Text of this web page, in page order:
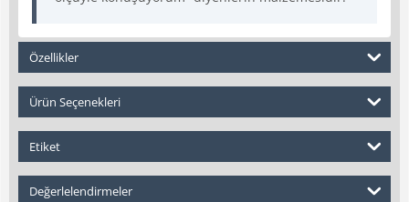
Özellikler
Ürün Seçenekleri
Etiket
Değerlelendirmeler